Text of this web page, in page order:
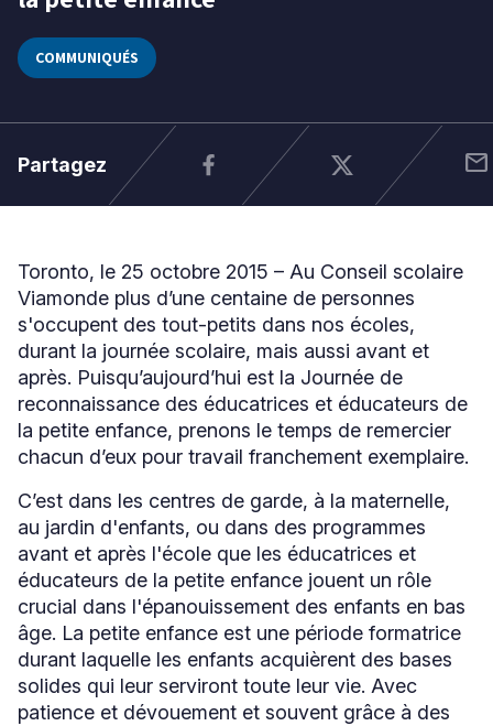
Niveau
Élémentaire
COMMUNIQUÉS
Partagez mail
Toronto, le 25 octobre 2015 – Au Conseil scolaire
Viamonde plus d’une centaine de personnes
s'occupent des tout-petits dans nos écoles,
durant la journée scolaire, mais aussi avant et
après. Puisqu’aujourd’hui est la Journée de
reconnaissance des éducatrices et éducateurs de
la petite enfance, prenons le temps de remercier
chacun d’eux pour travail franchement exemplaire.
C’est dans les centres de garde, à la maternelle,
au jardin d'enfants, ou dans des programmes
avant et après l'école que les éducatrices et
éducateurs de la petite enfance jouent un rôle
crucial dans l'épanouissement des enfants en bas
âge. La petite enfance est une période formatrice
durant laquelle les enfants acquièrent des bases
solides qui leur serviront toute leur vie. Avec
patience et dévouement et souvent grâce à des